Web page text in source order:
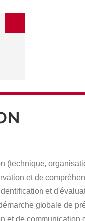
(technique,
et de
et
globale de
et de communication